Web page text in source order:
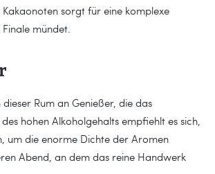
sorgt für eine komplexe
mündet.
Rum an Genießer, die das
hohen Alkoholgehalts empfiehlt es sich,
um die enorme Dichte der Aromen
Abend, an dem das reine Handwerk